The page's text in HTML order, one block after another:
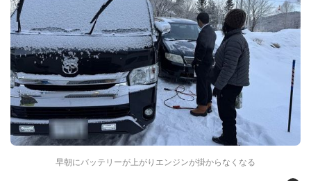
早朝にバッテリーが上がりエンジンが掛からなくなる